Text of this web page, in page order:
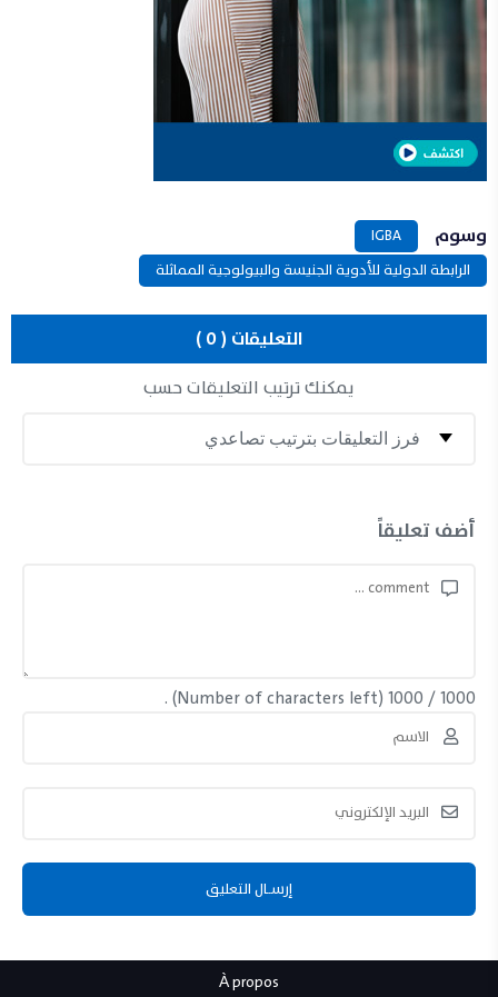
وسوم
IGBA
الرابطة الدولية للأدوية الجنيسة والبيولوجية المماثلة
التعليقات ( 0 )
يمكنك ترتيب التعليقات حسب
أضف تعليقاً
1000
/
1000
(Number of characters left) .
À propos